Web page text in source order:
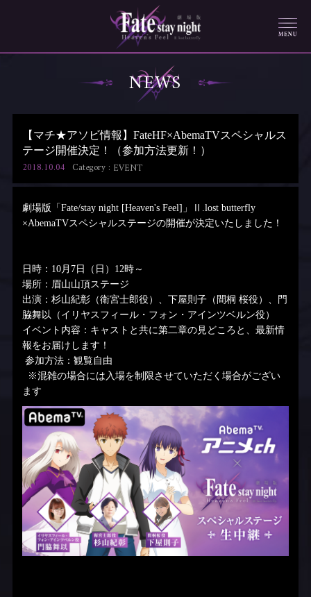
NEWS
【マチ★アソビ情報】FateHF×AbemaTVスペシャルス
テージ開催決定！（参加方法更新！）
2018.10.04 Category : EVENT
劇場版「Fate/stay night [Heaven's Feel]」Ⅱ.lost butterfly
×AbemaTVスペシャルステージの開催が決定いたしました！
日時：10月7日（日）12時～
場所：眉山山頂ステージ
出演：杉山紀彰（衛宮士郎役）、下屋則子（間桐 桜役）、門
脇舞以（イリヤスフィール・フォン・アインツベルン役）
イベント内容：キャストと共に第二章の見どころと、最新情
報をお届けします！
参加方法：観覧自由
※混雑の場合には入場を制限させていただく場合がござい
ます